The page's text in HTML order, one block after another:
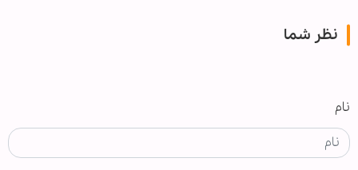
نظر شما
نام